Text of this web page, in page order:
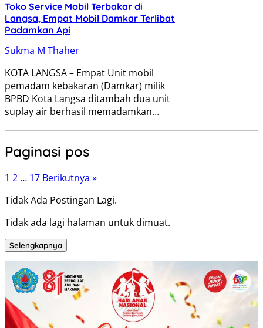
Toko Service Mobil Terbakar di
Langsa, Empat Mobil Damkar Terlibat
Padamkan Api
Sukma M Thaher
KOTA LANGSA – Empat Unit mobil
pemadam kebakaran (Damkar) milik
BPBD Kota Langsa ditambah dua unit
suplay air berhasil memadamkan…
Paginasi pos
1 2 … 17 Berikutnya »
Tidak Ada Postingan Lagi.
Tidak ada lagi halaman untuk dimuat.
Selengkapnya